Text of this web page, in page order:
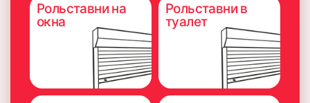
Рольставни на
окна
Рольставни в
туалет